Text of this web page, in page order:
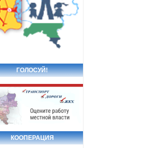
ГОЛОСУЙ!
КООПЕРАЦИЯ